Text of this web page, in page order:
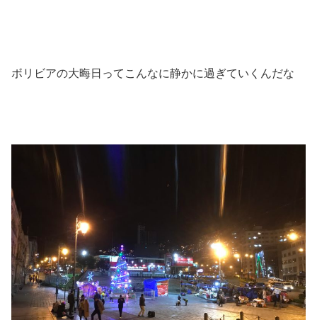
ボリビアの大晦日ってこんなに静かに過ぎていくんだな